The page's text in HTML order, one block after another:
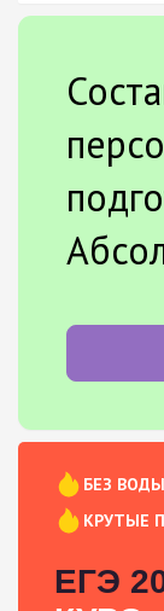
БЕЗ ВОДЫ
КРУТЫЕ
ЕГЭ